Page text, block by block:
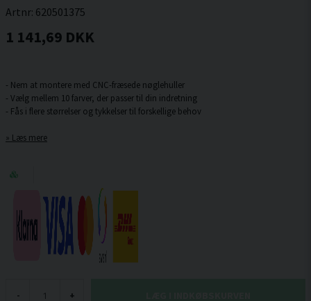
Artnr: 620501375
1 141,69 DKK
- Nem at montere med CNC-fræsede nøglehuller
- Vælg mellem 10 farver, der passer til din indretning
Læs mere
- +